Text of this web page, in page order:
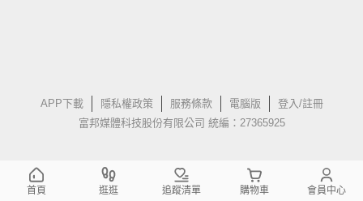
APP下載 隱私權政策 服務條款 電腦版
登入/註冊
富邦媒體科技股份有限公司 統編：27365925
首頁 逛逛 追蹤清單 購物車 會員中心